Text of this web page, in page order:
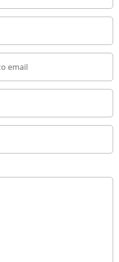
email